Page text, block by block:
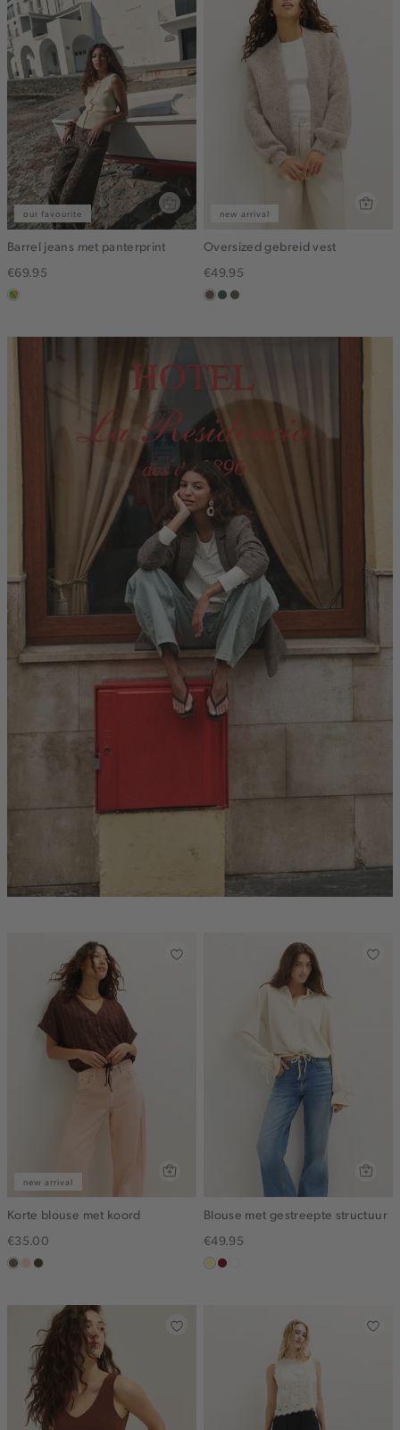
our favourite
Barrel jeans met panterprint
€69.95
meerkleurig
new arrival
Oversized gebreid vest
€49.95
taupe
groen,
bruin
new arrival
Korte blouse met koord
€35.00
middenbruin
pinkgroen,
midden
Blouse met gestreepte structuur
€49.95
lichtgeel
rood,